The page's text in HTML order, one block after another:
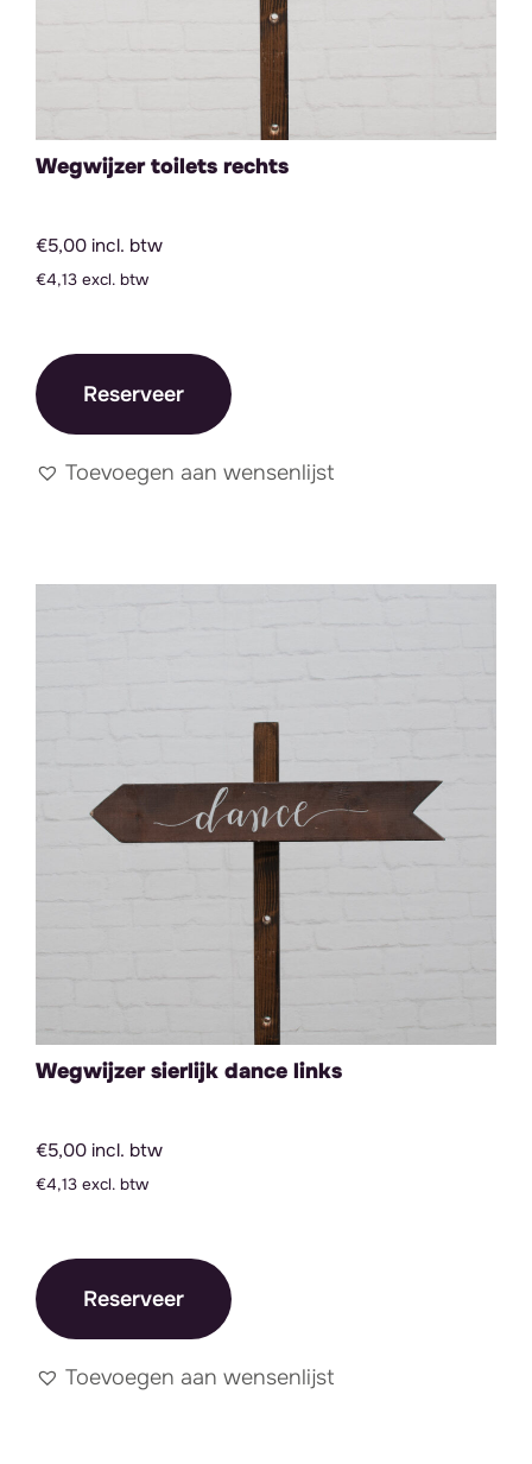
Wegwijzer toilets rechts
€5,00 incl. btw
€4,13 excl. btw
Reserveer
Toevoegen aan wensenlijst
Wegwijzer sierlijk dance links
€5,00 incl. btw
€4,13 excl. btw
Reserveer
Toevoegen aan wensenlijst